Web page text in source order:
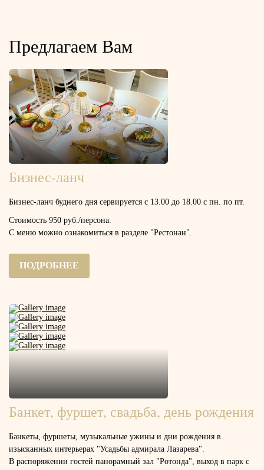
Предлагаем Вам
Бизнес-ланч
Бизнес-ланч буднего дня сервируется с 13.00 до 18.00 с пн. по пт.
Стоимость 950 руб./персона.
С меню можно ознакомиться в разделе "Рестонан".
ПОДРОБНЕЕ
Банкет, фуршет, свадьба, день рождения
Банкеты, фуршеты, музыкальные ужины и дни рождения в
изысканных интерьерах "Усадьбы адмирала Лазарева".
В распоряжении гостей панорамный зал "Ротонда", выход в парк с